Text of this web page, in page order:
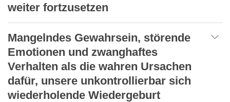
weiter fortzusetzen
Mangelndes Gewahrsein, störende
Emotionen und zwanghaftes
Verhalten als die wahren Ursachen
dafür, unsere unkontrollierbar sich
wiederholende Wiedergeburt